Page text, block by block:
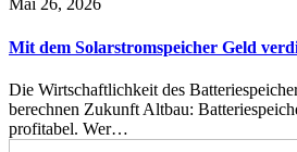
Mai 26, 2026
Mit dem Solarstromspeicher Geld
Die Wirtschaftlichkeit des
berechnen Zukunft Altbau:
profitabel. Wer…